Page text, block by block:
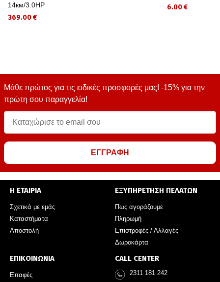
14км/3.0HP
369.00 €
6.00 €
Μάθε πρώτος για τις ειδικές προσφορές μας! -15% για την
πρώτη σου παραγγελία!
ΕΓΓΡΑΦΗ
Η ΕΤΑΙΡΙΑ
Σχετικά με εμάς
Καταστήματα
Αποστολή
ΕΞΥΠΗΡΕΤΗΣΗ ΠΕΛΑΤΩΝ
Πως αγοράζουμε
Πληρωμή
Επιστροφές / Αλλαγές
Δωροκάρτα
ΕΠΙΚΟΙΝΩΝΙΑ
Επαφές
CALL CENTER
2311 181 242